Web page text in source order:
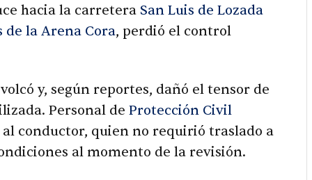
hacia la carretera San Luis de Lozada
de la Arena Cora, perdió el control
y, según reportes, dañó el tensor de
Personal de Protección Civil
conductor, quien no requirió traslado a
al momento de la revisión.